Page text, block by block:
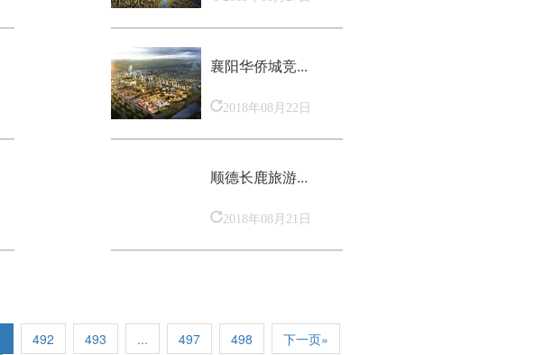
襄阳华侨城竞...
2018年08月22日
顺德长鹿旅游...
2018年08月21日
492 493 ... 497 498 下一页»